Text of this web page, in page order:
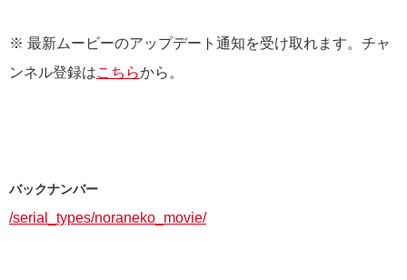
※ 最新ムービーのアップデート通知を受け取れます。チャ
ンネル登録はこちらから。
バックナンバー
/serial_types/noraneko_movie/